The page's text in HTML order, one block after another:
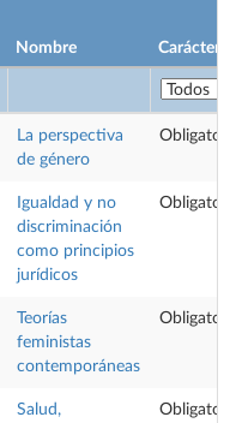
Nombre
Carácter
La perspectiva
de género
Igualdad y no
discriminación
como principios
jurídicos
Teorías
feministas
contemporáneas
Salud,